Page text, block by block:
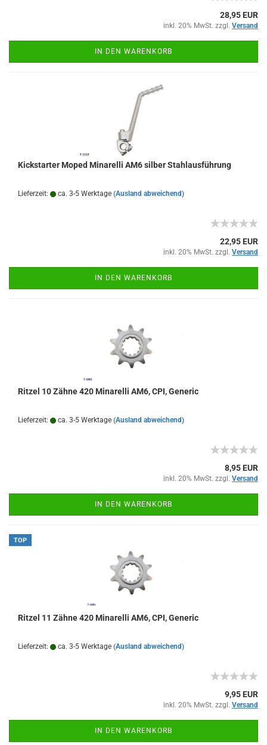
28,95 EUR
inkl. 20% MwSt. zzgl. Versand
IN DEN WARENKORB
Kickstarter Moped Minarelli AM6 silber Stahlausführung
Lieferzeit: ca. 3-5 Werktage (Ausland abweichend)
22,95 EUR
inkl. 20% MwSt. zzgl. Versand
IN DEN WARENKORB
Ritzel 10 Zähne 420 Minarelli AM6, CPI, Generic
Lieferzeit: ca. 3-5 Werktage (Ausland abweichend)
8,95 EUR
inkl. 20% MwSt. zzgl. Versand
IN DEN WARENKORB
TOP
Ritzel 11 Zähne 420 Minarelli AM6, CPI, Generic
Lieferzeit: ca. 3-5 Werktage (Ausland abweichend)
9,95 EUR
inkl. 20% MwSt. zzgl. Versand
IN DEN WARENKORB